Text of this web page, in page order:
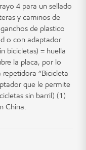
4 para un sellado
y caminos de
de plástico
o con adaptador
bicicletas) = huella
la placa, por lo
“Bicicleta
que le permite
sin barril) (1)
China.